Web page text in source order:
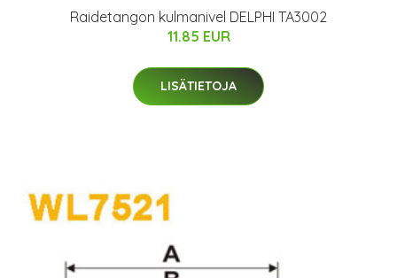
Raidetangon kulmanivel DELPHI TA3002
11.85 EUR
LISÄTIETOJA